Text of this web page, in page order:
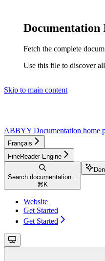
Documentation
Fetch the complete
Use this file to discover
Skip to main content
ABBYY Documentation home
Français
FineReader Engine
Search documentation...
⌘ K
Website
Get Started
Get Started